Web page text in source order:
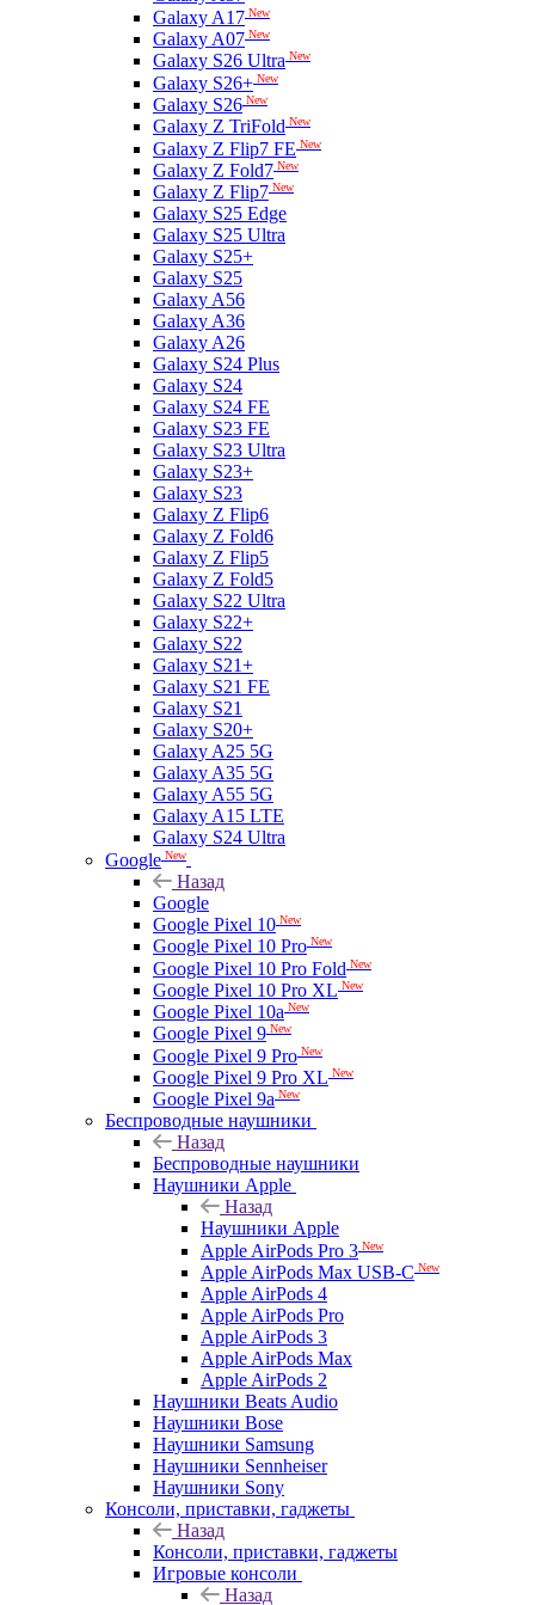
Galaxy A17 New
Galaxy A07 New
Galaxy S26 Ultra New
Galaxy S26+ New
Galaxy S26 New
Galaxy Z TriFold New
Galaxy Z Flip7 FE New
Galaxy Z Fold7 New
Galaxy Z Flip7 New
Galaxy S25 Edge
Galaxy S25 Ultra
Galaxy S25+
Galaxy S25
Galaxy A56
Galaxy A36
Galaxy A26
Galaxy S24 Plus
Galaxy S24
Galaxy S24 FE
Galaxy S23 FE
Galaxy S23 Ultra
Galaxy S23+
Galaxy S23
Galaxy Z Flip6
Galaxy Z Fold6
Galaxy Z Flip5
Galaxy Z Fold5
Galaxy S22 Ultra
Galaxy S22+
Galaxy S22
Galaxy S21+
Galaxy S21 FE
Galaxy S21
Galaxy S20+
Galaxy A25 5G
Galaxy A35 5G
Galaxy A55 5G
Galaxy A15 LTE
Galaxy S24 Ultra
Google New
Назад
Google
Google Pixel 10 New
Google Pixel 10 Pro New
Google Pixel 10 Pro Fold New
Google Pixel 10 Pro XL New
Google Pixel 10a New
Google Pixel 9 New
Google Pixel 9 Pro New
Google Pixel 9 Pro XL New
Google Pixel 9a New
Беспроводные наушники
Назад
Беспроводные наушники
Наушники Apple
Назад
Наушники Apple
Apple AirPods Pro 3 New
Apple AirPods Max USB-C New
Apple AirPods 4
Apple AirPods Pro
Apple AirPods 3
Apple AirPods Max
Apple AirPods 2
Наушники Beats Audio
Наушники Bose
Наушники Samsung
Наушники Sennheiser
Наушники Sony
Консоли, приставки, гаджеты
Назад
Консоли, приставки, гаджеты
Игровые консоли
Назад